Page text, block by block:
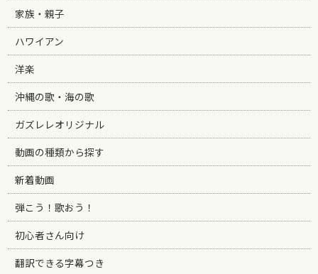
家族・親子
ハワイアン
洋楽
沖縄の歌・海の歌
ガズレレオリジナル
動画の種類から探す
新着動画
弾こう！歌おう！
初心者さん向け
翻訳できる字幕つき